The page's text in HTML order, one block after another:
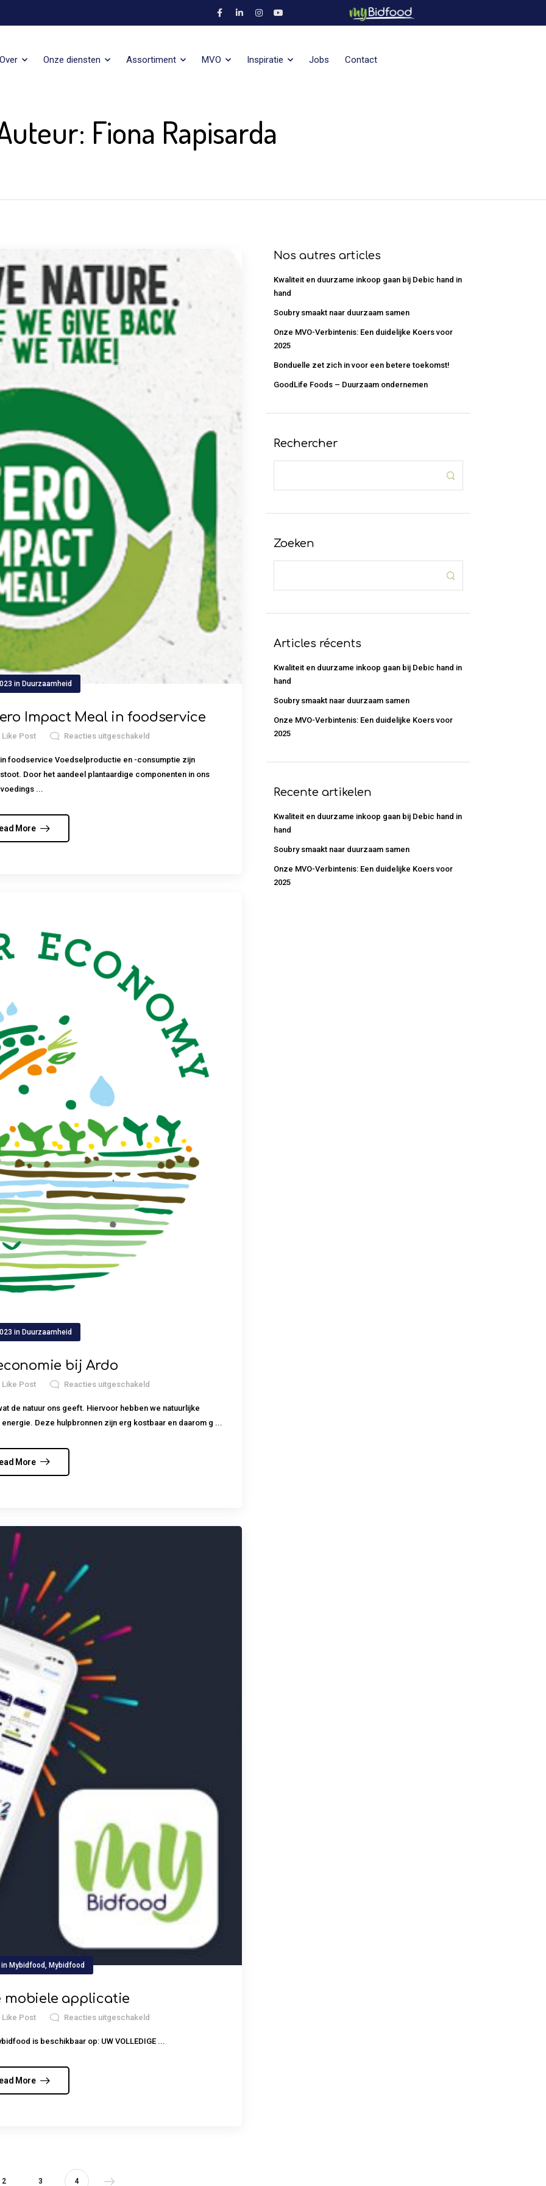
Over Onze diensten Assortiment MVO Inspiratie Jobs Contact
Fiona Rapisarda
Nos autres articles
Kwaliteit en duurzame inkoop gaan bij Debic hand in
hand
Soubry smaakt naar duurzaam samen
Onze MVO-Verbintenis: Een duidelijke Koers voor
2025
Bonduelle zet zich in voor een betere toekomst!
GoodLife Foods – Duurzaam ondernemen
Rechercher
Zoeken
Articles récents
Kwaliteit en duurzame inkoop gaan bij Debic hand in
hand
Soubry smaakt naar duurzaam samen
Onze MVO-Verbintenis: Een duidelijke Koers voor
2025
Recente artikelen
Kwaliteit en duurzame inkoop gaan bij Debic hand in
hand
Soubry smaakt naar duurzaam samen
Onze MVO-Verbintenis: Een duidelijke Koers voor
2025
in Duurzaamheid
Impact Meal in foodservice
Like Post Reacties uitgeschakeld
foodservice Voedselproductie en -consumptie zijn
Door het aandeel plantaardige componenten in ons
voedings ...
More
inDuurzaamheid
bij Ardo
Like Post Reacties uitgeschakeld
de natuur ons geeft. Hiervoor hebben we natuurlijke
Deze hulpbronnen zijn erg kostbaar en daarom g ...
More
in Mybidfood, Mybidfood
mobiele applicatie
Like Post Reacties uitgeschakeld
is beschikbaar op: UW VOLLEDIGE ...
More
2 3 4